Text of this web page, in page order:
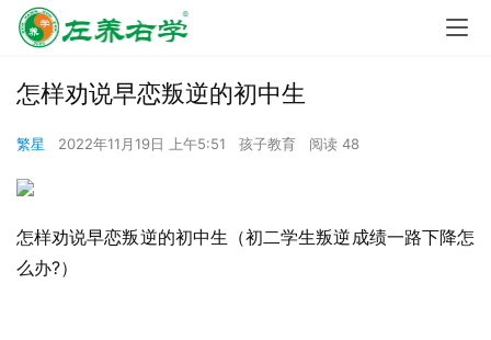
怎样劝说早恋叛逆的初中生
繁星 2022年11月19日 上午5:51 孩子教育 阅读 48
怎样劝说早恋叛逆的初中生（初二学生叛逆成绩一路下降怎
么办?）